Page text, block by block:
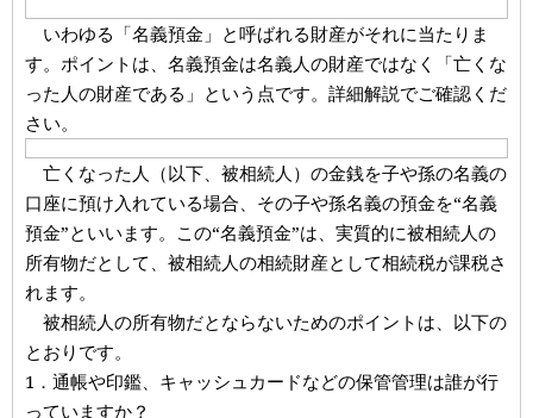
いわゆる「名義預金」と呼ばれる財産がそれに当たりま
す。ポイントは、名義預金は名義人の財産ではなく「亡くな
った人の財産である」という点です。詳細解説でご確認くだ
さい。
亡くなった人（以下、被相続人）の金銭を子や孫の名義の
口座に預け入れている場合、その子や孫名義の預金を“名義
預金”といいます。この“名義預金”は、実質的に被相続人の
所有物だとして、被相続人の相続財産として相続税が課税さ
れます。
被相続人の所有物だとならないためのポイントは、以下の
とおりです。
1．通帳や印鑑、キャッシュカードなどの保管管理は誰が行
っていますか？